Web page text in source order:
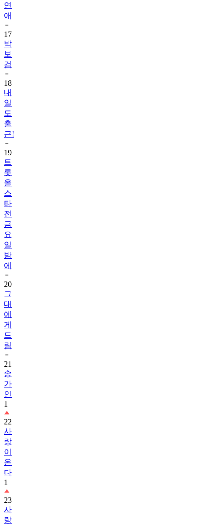
연
애
17
박
보
검
18
내
일
도
출
근!
19
트
롯
올
스
타
전
금
요
일
밤
에
20
그
대
에
게
드
림
21
송
가
인
1
22
사
랑
이
온
다
1
23
사
랑